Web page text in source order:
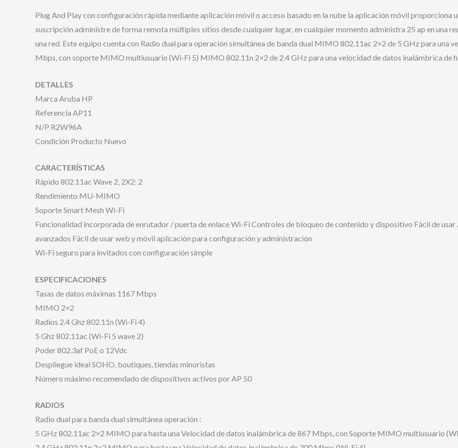
Plug And Play con configuración rápida mediante aplicación móvil o acceso basado en la nube la aplicación móvil proporciona
suscripción administre de forma remota múltiples sitios desde cualquier lugar, en cualquier momento administra 25 ap en una
una red. Este equipo cuenta con Radio dual para operación simultánea de banda dual MIMO 802.11ac 2×2 de 5 GHz para una
Mbps, con soporte MIMO multiusuario (Wi-Fi 5) MIMO 802.11n 2×2 de 2.4 GHz para una velocidad de datos inalámbrica de
DETALLES
Marca Aruba HP
Referencia AP11
N/P R2W96A
Condición Producto Nuevo
CARACTERÍSTICAS
Rápido 802.11ac Wave 2, 2X2: 2
Rendimiento MU-MIMO
Soporte Smart Mesh Wi-Fi
Funcionalidad incorporada de enrutador / puerta de enlace Wi-Fi Controles de bloqueo de contenido y dispositivo Fácil de usar
avanzados Fácil de usar web y móvil aplicación para configuración y administración
Wi-Fi seguro para invitados con configuración simple
ESPECIFICACIONES
Tasas de datos máximas 1167 Mbps
MIMO 2×2
Radios 2.4 Ghz 802.11n (Wi-Fi 4)
5 Ghz 802.11ac (Wi-Fi 5 wave 2)
Poder 802.3af PoE o 12Vdc
Despliegue ideal SOHO, boutiques, tiendas minoristas
Número máximo recomendado de dispositivos activos por AP 50
RADIOS
Radio dual para banda dual simultánea operación :
5 GHz 802.11ac 2×2 MIMO para hasta una Velocidad de datos inalámbrica de 867 Mbps, con Soporte MIMO multiusuario